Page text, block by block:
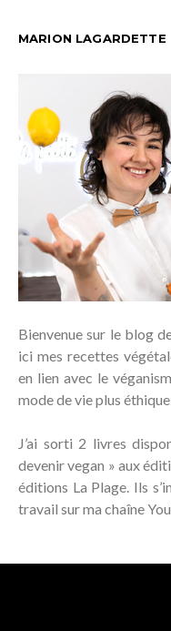
MARION LAGARDETTE
Bienvenue sur le blog
ici mes recettes
en lien avec le
mode de vie plus
J’ai sorti 2 livres
devenir vegan » aux
éditions La Plage. Ils
travail sur ma chaîne